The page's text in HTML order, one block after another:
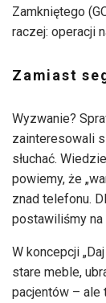
Zamkniętego
raczej: operacji
Zamiast
Wyzwanie?
zainteresowali
słuchać.
powiemy, że
znad telefonu.
postawiliśmy
W koncepcji
stare meble,
pacjentów – ale